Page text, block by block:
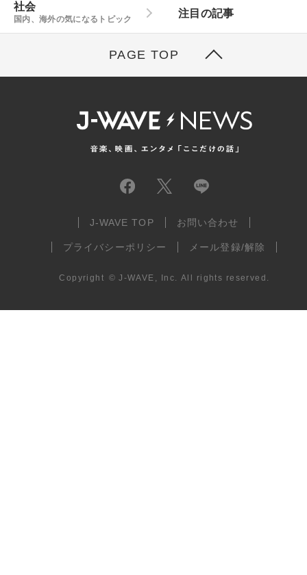
社会
国内、海外の気になるトピック
注目の記事
PAGE TOP
J-WAVE TOP お問い合わせ
プライバシーポリシー メール登録/解除
Copyright © J-WAVE, Inc. All rights reserved.